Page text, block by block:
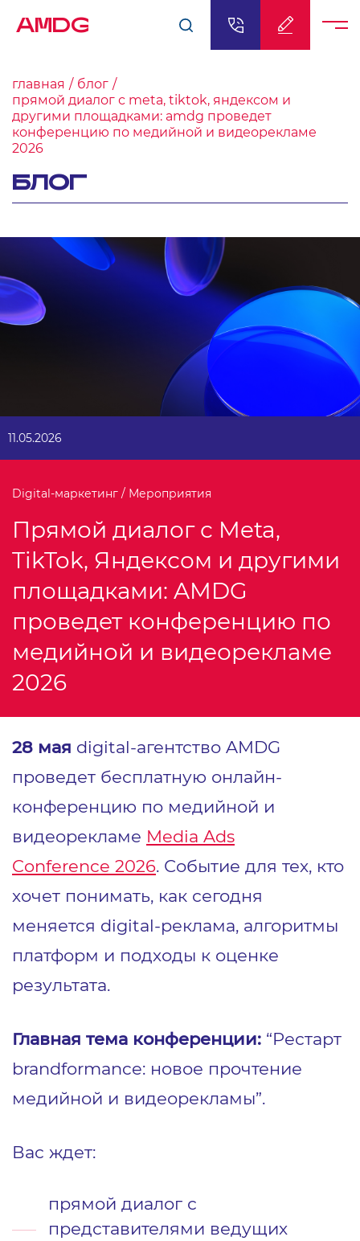
AMDG
главная
блог
прямой диалог с meta, tiktok, яндексом и
другими площадками: amdg проведет
конференцию по медийной и видеорекламе
2026
БЛОГ
11.05.2026
Digital-маркетинг / Мероприятия
Прямой диалог с Meta,
TikTok, Яндексом и другими
площадками: AMDG
проведет конференцию по
медийной и видеорекламе
2026
28 мая digital-агентство AMDG
проведет бесплатную онлайн-
конференцию по медийной и
видеорекламе Media Ads
Conference 2026. Событие для тех, кто
хочет понимать, как сегодня
меняется digital-реклама, алгоритмы
платформ и подходы к оценке
результата.
Главная тема конференции: “Рестарт
brandformance: новое прочтение
медийной и видеорекламы”.
Вас ждет:
прямой диалог с
представителями ведущих